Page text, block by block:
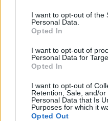
I want to opt-out of the
Personal Data.
Opted In
I want to opt-out of
Personal Data for
Opted In
I want to opt-out of
Retention, Sale, and/
Personal Data that Is
Purposes for which it
Opted Out
VAI ALLA
Il materiale (testo, foto e video)